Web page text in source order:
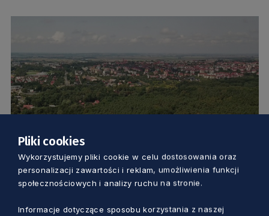
ŚRODOWISKO
przestrzeni publicznej. Rozpoczyna się
Pliki cookies
Wykorzystujemy pliki cookie w celu dostosowania oraz
personalizacji zawartości i reklam, umożliwienia funkcji
społecznościowych i analizy ruchu na stronie.
Informacje dotyczące sposobu korzystania z naszej